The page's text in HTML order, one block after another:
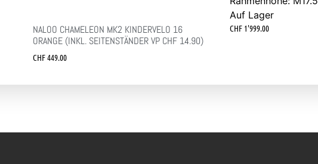
NALOO CHAMELEON MK2 KINDERVELO 16
ORANGE (INKL. SEITENSTÄNDER VP CHF 14.90)
CHF449.00
Auf Lager
CHF 1'999.00